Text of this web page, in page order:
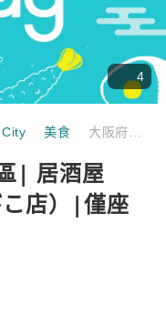
4
美食
| 居酒屋
店）|僅座